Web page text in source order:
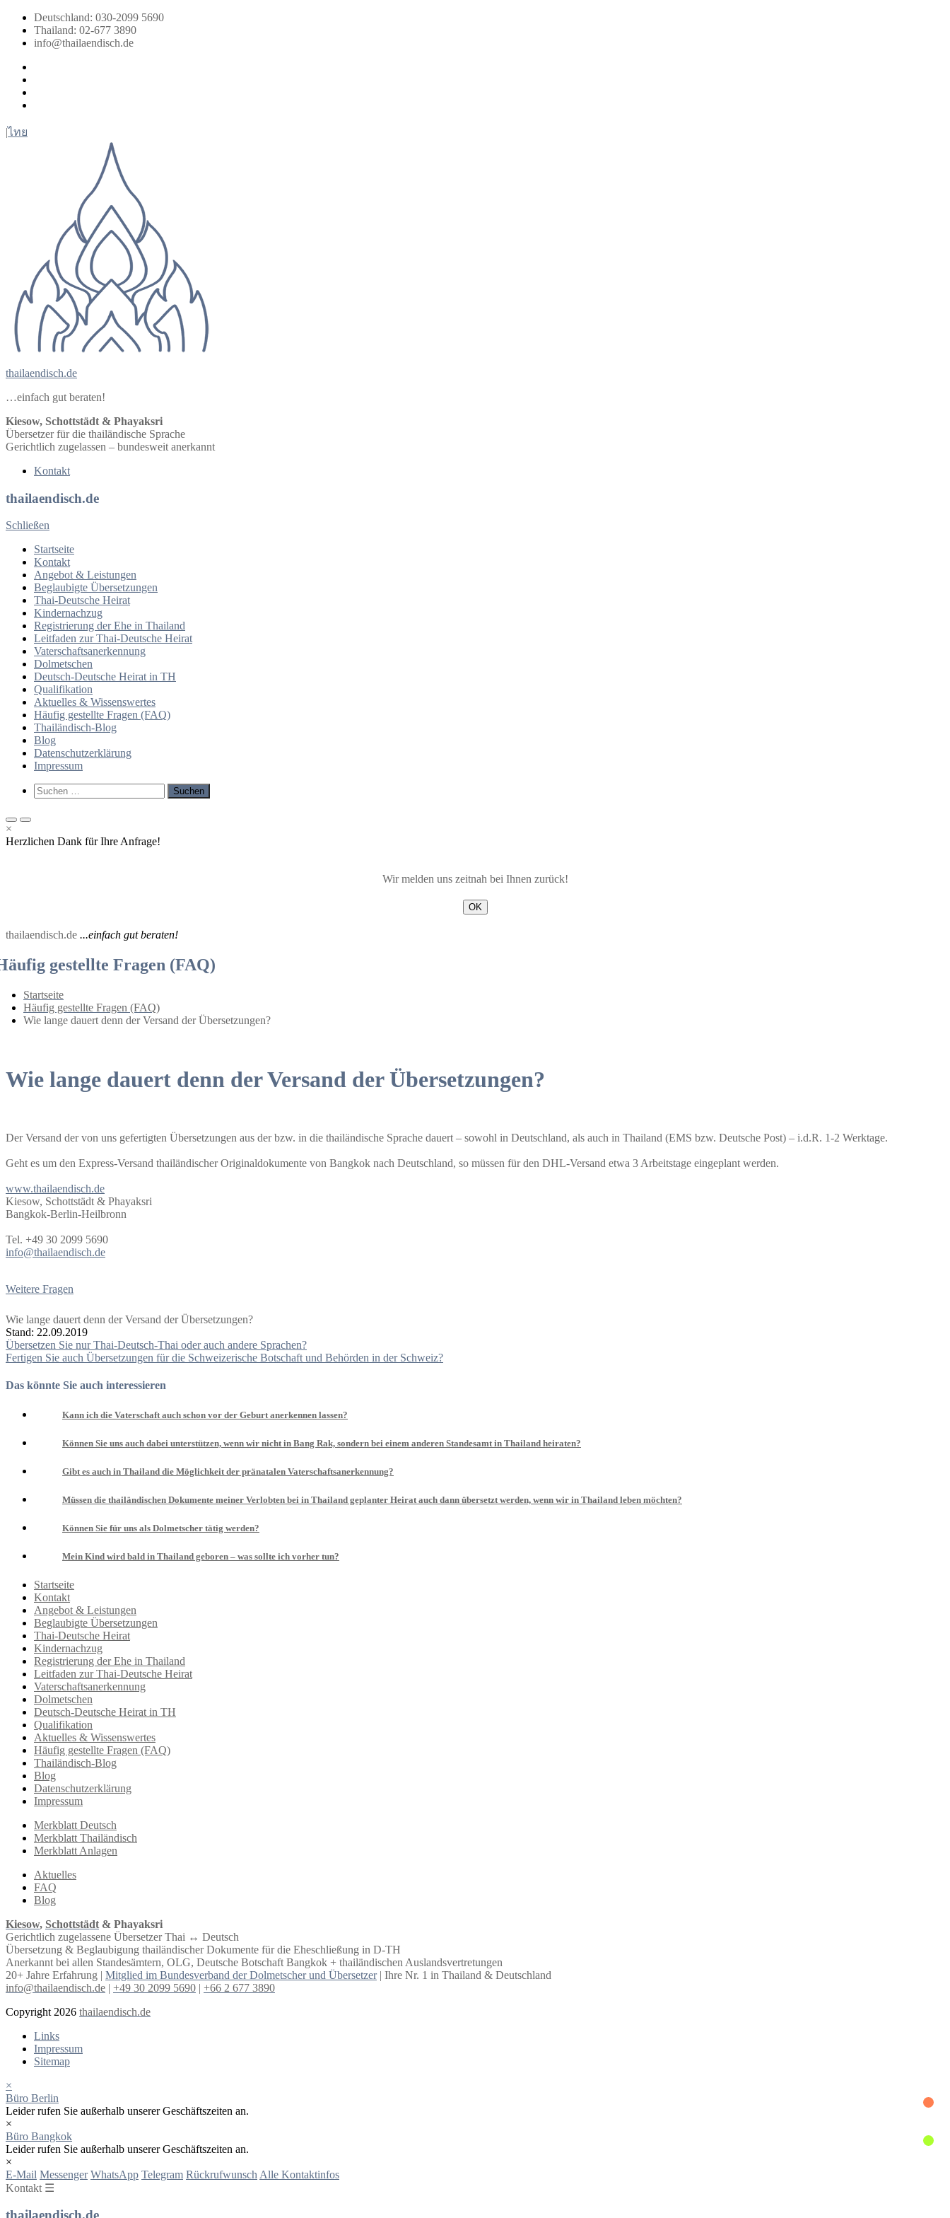
Zum
Inhalt
springen
Deutschland: 030-2099 5690
Thailand: 02-677 3890
info@thailaendisch.de
|ไทย
thailaendisch.de
…einfach gut beraten!
Kiesow, Schottstädt & Phayaksri
Übersetzer für die thailändische Sprache
Gerichtlich zugelassen – bundesweit anerkannt
Kontakt
thailaendisch.de
Schließen
Startseite
Kontakt
Angebot & Leistungen
Beglaubigte Übersetzungen
Thai-Deutsche Heirat
Kindernachzug
Registrierung der Ehe in Thailand
Leitfaden zur Thai-Deutsche Heirat
Vaterschaftsanerkennung
Dolmetschen
Deutsch-Deutsche Heirat in TH
Qualifikation
Aktuelles & Wissenswertes
Häufig gestellte Fragen (FAQ)
Thailändisch-Blog
Blog
Datenschutzerklärung
Impressum
Such-
Formular
Suchen
nach:
Primäres
Menü
für
Primäres
Menü
für
×
Herzlichen Dank für Ihre Anfrage!
Wir melden uns zeitnah bei Ihnen zurück!
OK
thailaendisch.de ...einfach gut beraten!
gestellte Fragen (FAQ)
Startseite
Häufig gestellte Fragen (FAQ)
Wie lange dauert denn der Versand der Übersetzungen?
Wie lange dauert denn der Versand der Übersetzungen?
Der Versand der von uns gefertigten Übersetzungen aus der bzw. in die thailändische Sprache dauert – sowohl in Deutschland, als auch in Thailand (EMS bzw. Deutsche Post) – i.d.R. 1-2 Werktage.
Geht es um den Express-Versand thailändischer Originaldokumente von Bangkok nach Deutschland, so müssen für den DHL-Versand etwa 3 Arbeitstage eingeplant werden.
www.thailaendisch.de
Kiesow, Schottstädt & Phayaksri
Bangkok-Berlin-Heilbronn
Tel. +49 30 2099 5690
info@thailaendisch.de
Weitere Fragen
Wie lange dauert denn der Versand der Übersetzungen?
Stand: 22.09.2019
Beitragsnavigation
Übersetzen Sie nur Thai-Deutsch-Thai oder auch andere Sprachen?
Fertigen Sie auch Übersetzungen für die Schweizerische Botschaft und Behörden in der Schweiz?
Das könnte Sie auch interessieren
Kann ich die Vaterschaft auch schon vor der Geburt anerkennen lassen?
Können Sie uns auch dabei unterstützen, wenn wir nicht in Bang Rak, sondern bei einem anderen Standesamt in Thailand heiraten?
Gibt es auch in Thailand die Möglichkeit der pränatalen Vaterschaftsanerkennung?
Müssen die thailändischen Dokumente meiner Verlobten bei in Thailand geplanter Heirat auch dann übersetzt werden, wenn wir in Thailand leben möchten?
Können Sie für uns als Dolmetscher tätig werden?
Mein Kind wird bald in Thailand geboren – was sollte ich vorher tun?
Startseite
Kontakt
Angebot & Leistungen
Beglaubigte Übersetzungen
Thai-Deutsche Heirat
Kindernachzug
Registrierung der Ehe in Thailand
Leitfaden zur Thai-Deutsche Heirat
Vaterschaftsanerkennung
Dolmetschen
Deutsch-Deutsche Heirat in TH
Qualifikation
Aktuelles & Wissenswertes
Häufig gestellte Fragen (FAQ)
Thailändisch-Blog
Blog
Datenschutzerklärung
Impressum
Merkblatt Deutsch
Merkblatt Thailändisch
Merkblatt Anlagen
Aktuelles
FAQ
Blog
Kiesow, Schottstädt & Phayaksri
Gerichtlich zugelassene Übersetzer Thai ↔︎ Deutsch
Übersetzung & Beglaubigung thailändischer Dokumente für die Eheschließung in D-TH
Anerkannt bei allen Standesämtern, OLG, Deutsche Botschaft Bangkok + thailändischen Auslandsvertretungen
20+ Jahre Erfahrung | Mitglied im Bundesverband der Dolmetscher und Übersetzer| Ihre Nr. 1 in Thailand & Deutschland
info@thailaendisch.de | +49 30 2099 5690 | +66 2 677 3890
Copyright 2026 thailaendisch.de
Links
Impressum
Sitemap
×
Büro Berlin
Leider rufen Sie außerhalb unserer Geschäftszeiten an.
×
Büro Bangkok
Leider rufen Sie außerhalb unserer Geschäftszeiten an.
×
E-Mail Messenger WhatsApp Telegram Rückrufwunsch Alle Kontaktinfos
Kontakt ☰